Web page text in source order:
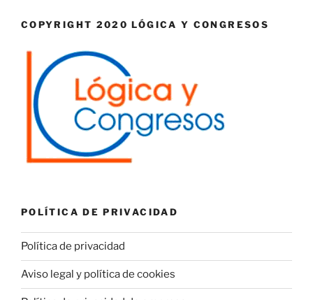
COPYRIGHT 2020 LÓGICA Y CONGRESOS
POLÍTICA DE PRIVACIDAD
Política de privacidad
Aviso legal y política de cookies